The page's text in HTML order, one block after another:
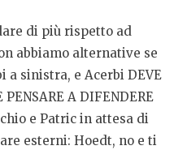
di più rispetto ad
abbiamo alternative se
a sinistra, e Acerbi DEVE
PENSARE A DIFENDERE
e Patric in attesa di
esterni: Hoedt, no e ti